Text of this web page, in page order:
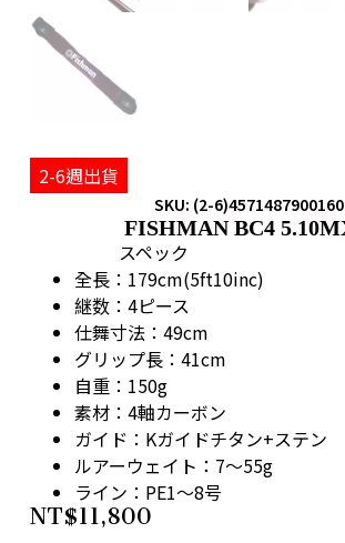
2-6週出貨
SKU: (2-6)4571487900160
FISHMAN BC4
スペック
全長：179cm(5ft10inc)
継数：4ピース
仕舞寸法：49cm
グリップ長：41cm
自重：150g
素材：4軸カーボン
ガイド：Kガイドチタン+ステン
ルアーウェイト：7～55g
ライン：PE1～8号
NT$11,800